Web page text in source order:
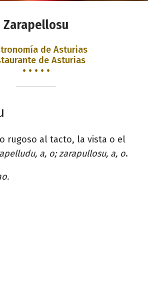
Zarapellosu
de Asturias
de Asturias
• • • • •
rugoso al tacto, la vista o el
a, o; zarapullosu, a, o.